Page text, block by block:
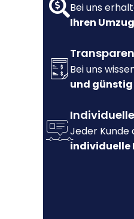
Bei uns
Ihren Umzug
Bei uns
und günstig
Jeder Kunde
individuelle